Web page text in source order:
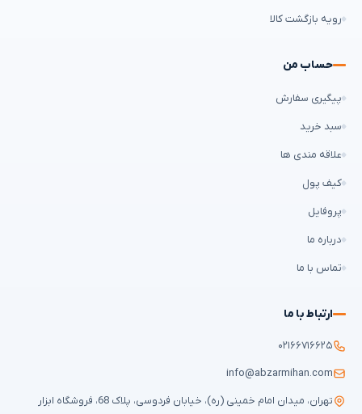
رویه بازگشت کالا
حساب من
پیگیری سفارش
سبد خرید
علاقه مندی ها
کیف پول
پروفایل
درباره ما
تماس با ما
ارتباط با ما
۰۲۱۶۶۷۱۶۶۲۵
info@abzarmihan.com
تهران، میدان امام خمینی (ره)، خیابان فردوسی، پلاک 68، فروشگاه ابزار